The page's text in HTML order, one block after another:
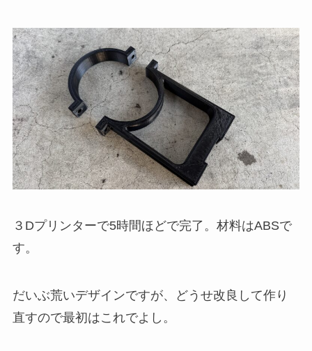
３Dプリンターで5時間ほどで完了。材料はABSで
す。
だいぶ荒いデザインですが、どうせ改良して作り
直すので最初はこれでよし。